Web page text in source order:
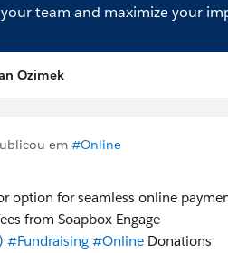
team and maximize your
Ozimek
em #Online
option for seamless online
from Soapbox Engage
#Fundraising #Online Donations